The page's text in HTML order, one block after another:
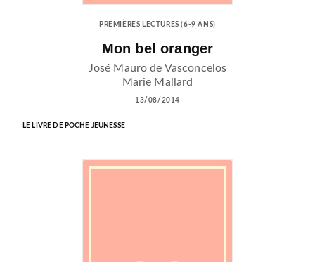
PREMIÈRES LECTURES (6-9 ANS)
Mon bel oranger
José Mauro de Vasconcelos
Marie Mallard
13/08/2014
LE LIVRE DE POCHE JEUNESSE